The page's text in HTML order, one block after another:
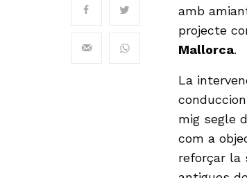
amb
projecte
Mallorca.
La
mig segle
com a
reforçar la